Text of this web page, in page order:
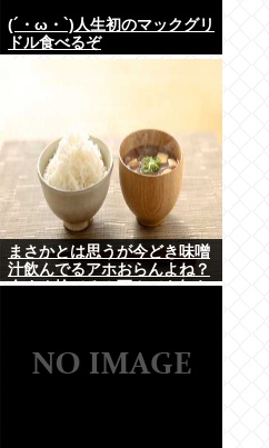
(´・ω・`)人生初のマックグリ
ドル食べるぞ
まさかとは思うが今どき味噌
汁飲んでるアホおらんよね？
今すぐ捨てろ！死んでも知ら